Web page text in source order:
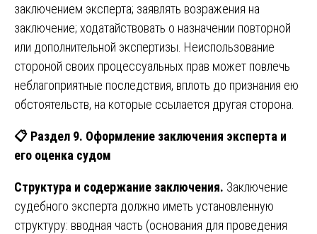
заключением эксперта; заявлять возражения на
заключение; ходатайствовать о назначении повторной
или дополнительной экспертизы. Неиспользование
стороной своих процессуальных прав может повлечь
неблагоприятные последствия, вплоть до признания ею
обстоятельств, на которые ссылается другая сторона.
📋 Раздел 9. Оформление заключения эксперта и
его оценка судом
Структура и содержание заключения. Заключение
судебного эксперта должно иметь установленную
структуру: вводная часть (основания для проведения